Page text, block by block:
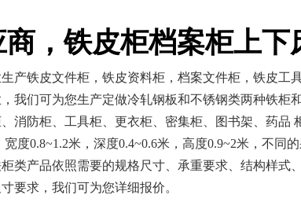
，铁皮柜档案柜上下
产铁皮文件柜，铁皮资料柜，档案文件柜，铁皮工
我们可为您生产定做冷轧钢板和不锈钢类两种铁柜
防柜、工具柜、更衣柜、密集柜、图书架、药品
0.8~1.2米，深度0.4~0.6米，高度0.9~2米，不同
类产品依照需要的规格尺寸、承重要求、结构样式
要求，我们可为您详细报价。